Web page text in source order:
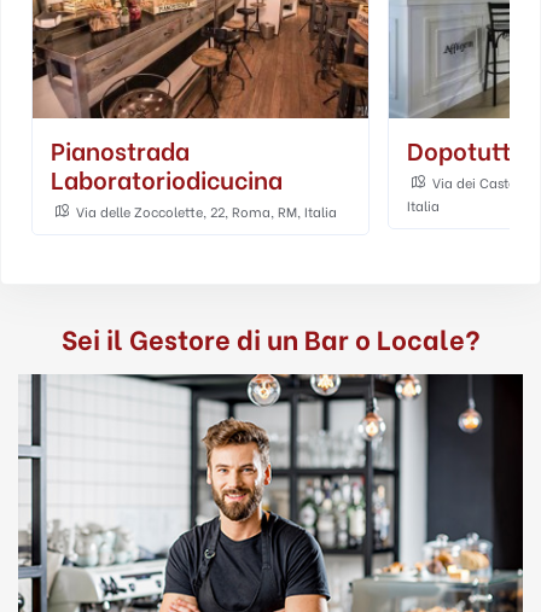
Pianostrada
Laboratoriodicucina
Via delle Zoccolette, 22, Roma, RM, Italia
Dopotutto
Via dei Castani,
Italia
Sei il Gestore di un Bar o Locale?